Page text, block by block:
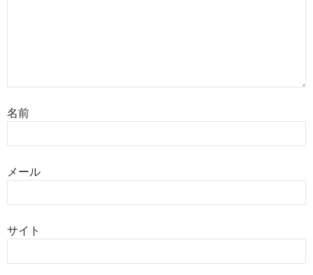
名前
メール
サイト